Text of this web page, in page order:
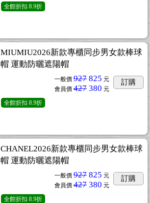
全館折扣 8.9折
MIUMIU2026新款專櫃同步男女款棒球
帽 運動防曬遮陽帽
一般價 927 825 元
會員價 427 380 元
訂購
全館折扣 8.9折
CHANEL2026新款專櫃同步男女款棒球
帽 運動防曬遮陽帽
一般價 927 825 元
會員價 427 380 元
訂購
全館折扣 8.9折